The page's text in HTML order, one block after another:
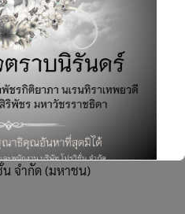
ถึงระดับกลาง
จำกัด (มหาชน)